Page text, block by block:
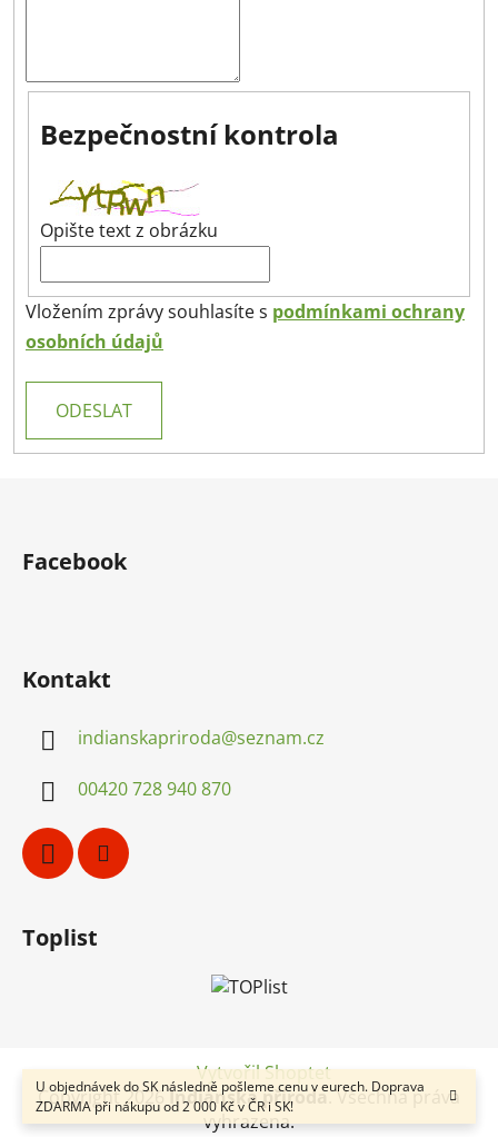
U objednávek do SK následně pošleme cenu v eurech. Doprava
ZDARMA při nákupu od 2 000 Kč v ČR i SK!
Bezpečnostní kontrola
Opište text z obrázku
Vložením zprávy souhlasíte s podmínkami ochrany
osobních údajů
ODESLAT
Facebook
Kontakt
indianskapriroda@seznam.cz
00420 728 940 870
Toplist
Vytvořil Shoptet
Copyright 2026Indiánská příroda. Všechna práva
vyhrazena.